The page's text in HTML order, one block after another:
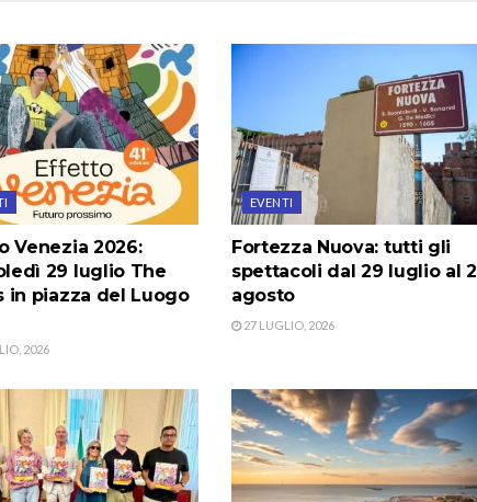
Venezia 2026:
29 luglio The
in piazza del Luogo
2026
EVENTI
Fortezza Nuova: tutti gli
spettacoli dal 29 luglio al 2
agosto
27 LUGLIO, 2026